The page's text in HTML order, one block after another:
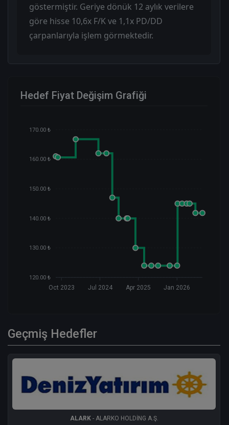
göstermiştir. Geriye dönük 12 aylık verilere
göre hisse 10,6x F/K ve 1,1x PD/DD
çarpanlarıyla işlem görmektedir.
Hedef Fiyat Değişim Grafiği
170.00 ₺
160.00 ₺
150.00 ₺
140.00 ₺
130.00 ₺
120.00 ₺
Oct 2023 Jul 2024 Apr 2025 Jan 2026
Geçmiş Hedefler
ALARK- ALARKO HOLDİNG A.Ş.